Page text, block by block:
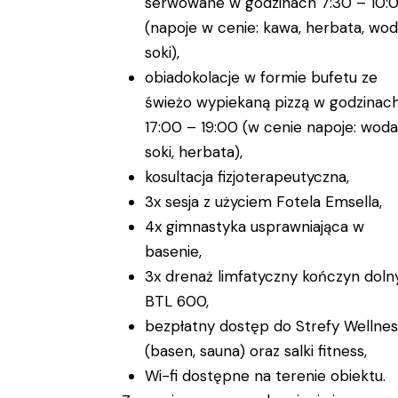
(napoje w cenie: kawa, herbata,
soki),
obiadokolacje w formie bufetu ze
świeżo wypiekaną pizzą w
17:00 – 19:00 (w cenie napoje:
soki, herbata),
kosultacja fizjoterapeutyczna,
3x sesja z użyciem Fotela Emsella,
4x gimnastyka usprawniająca w
basenie,
3x drenaż limfatyczny kończyn
BTL 600,
bezpłatny dostęp do Strefy
(basen, sauna) oraz salki fitness,
Wi-fi dostępne na terenie obiektu.